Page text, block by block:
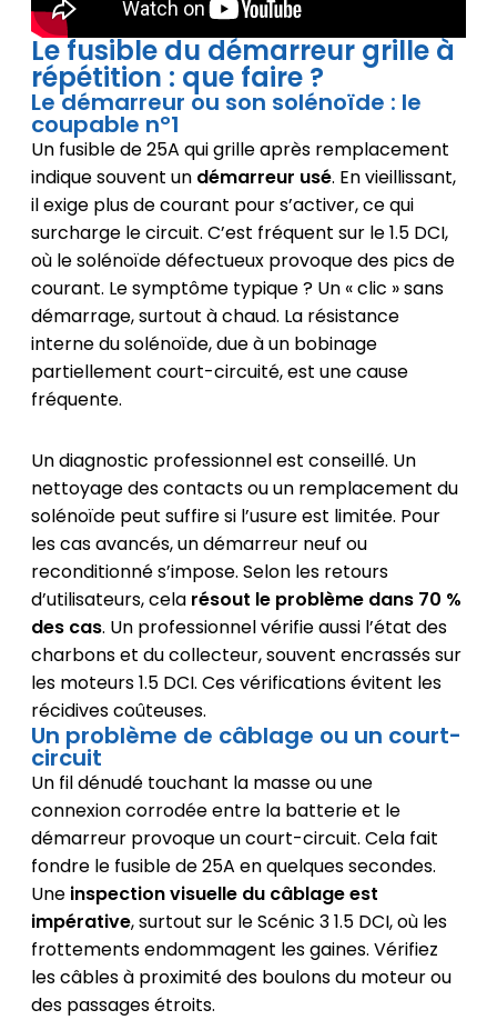
Le fusible du démarreur grille à
répétition : que faire ?
Le démarreur ou son solénoïde : le
coupable n°1
Un fusible de 25A qui grille après remplacement
indique souvent un démarreur usé. En vieillissant,
il exige plus de courant pour s’activer, ce qui
surcharge le circuit. C’est fréquent sur le 1.5 DCI,
où le solénoïde défectueux provoque des pics de
courant. Le symptôme typique ? Un « clic » sans
démarrage, surtout à chaud. La résistance
interne du solénoïde, due à un bobinage
partiellement court-circuité, est une cause
fréquente.
Un diagnostic professionnel est conseillé. Un
nettoyage des contacts ou un remplacement du
solénoïde peut suffire si l’usure est limitée. Pour
les cas avancés, un démarreur neuf ou
reconditionné s’impose. Selon les retours
d’utilisateurs, cela résout le problème dans 70 %
des cas. Un professionnel vérifie aussi l’état des
charbons et du collecteur, souvent encrassés sur
les moteurs 1.5 DCI. Ces vérifications évitent les
récidives coûteuses.
Un problème de câblage ou un court-
circuit
Un fil dénudé touchant la masse ou une
connexion corrodée entre la batterie et le
démarreur provoque un court-circuit. Cela fait
fondre le fusible de 25A en quelques secondes.
Une inspection visuelle du câblage est
impérative, surtout sur le Scénic 3 1.5 DCI, où les
frottements endommagent les gaines. Vérifiez
les câbles à proximité des boulons du moteur ou
des passages étroits.